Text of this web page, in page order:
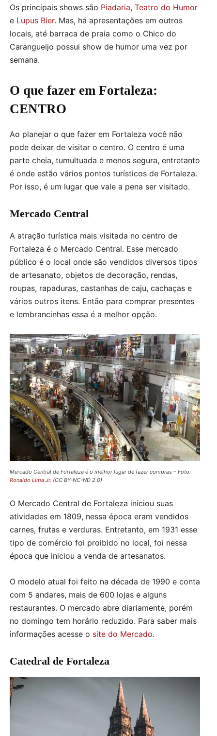
Os principais shows são Piadaria, Teatro do Humor
e Lupus Bier. Mas, há apresentações em outros
locais, até barraca de praia como o Chico do
Carangueijo possui show de humor uma vez por
semana.
O que fazer em Fortaleza:
CENTRO
Ao planejar o que fazer em Fortaleza você não
pode deixar de visitar o centro. O centro é uma
parte cheia, tumultuada e menos segura, entretanto
é onde estão vários pontos turísticos de Fortaleza.
Por isso, é um lugar que vale a pena ser visitado.
Mercado Central
A atração turística mais visitada no centro de
Fortaleza é o Mercado Central. Esse mercado
público é o local onde são vendidos diversos tipos
de artesanato, objetos de decoração, rendas,
roupas, rapaduras, castanhas de caju, cachaças e
vários outros itens. Então para comprar presentes
e lembrancinhas essa é a melhor opção.
Mercado Central de Fortaleza é o melhor lugar de fazer compras – Foto:
Ronaldo Lima Jr. (CC BY-NC-ND 2.0)
O Mercado Central de Fortaleza iniciou suas
atividades em 1809, nessa época eram vendidos
carnes, frutas e verduras. Entretanto, em 1931 esse
tipo de comércio foi proibido no local, foi nessa
época que iniciou a venda de artesanatos.
O modelo atual foi feito na década de 1990 e conta
com 5 andares, mais de 600 lojas e alguns
restaurantes. O mercado abre diariamente, porém
no domingo tem horário reduzido. Para saber mais
informações acesse o site do Mercado.
Catedral de Fortaleza